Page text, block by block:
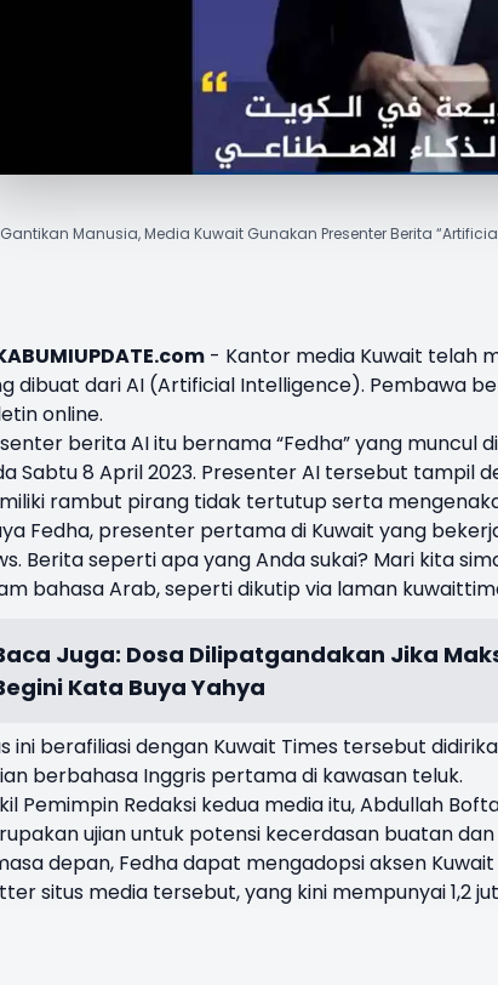
Gantikan Manusia, Media Kuwait Gunakan Presenter Berita
- Kantor media Kuwait telah
dibuat dariAI (Artificial Intelligence). Pembawa
online.
beritaAI itu bernama “Fedha” yang muncul
Sabtu 8 April 2023. Presenter AI tersebut tampil
rambut pirang tidak tertutup serta
Fedha, presenter pertama di Kuwait yang
Berita seperti apa yang Anda sukai? Mari kita
bahasa Arab, seperti dikutip via laman
Juga: Dosa Dilipatgandakan Jika
Kata Buya Yahya
ini berafiliasi dengan Kuwait Times tersebut
berbahasa Inggris pertama di kawasan teluk.
Pemimpin Redaksi kedua media itu, Abdullah
ujian untuk potensi kecerdasan buatan
depan, Fedha dapat mengadopsi aksen
situs media tersebut, yang kini mempunyai 1,2